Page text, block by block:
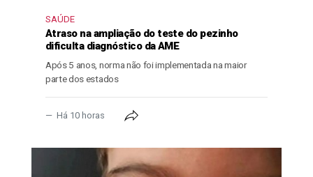
SAÚDE
Atraso na ampliação do teste do pezinho
dificulta diagnóstico da AME
Após 5 anos, norma não foi implementada na maior
parte dos estados
Há 10 horas